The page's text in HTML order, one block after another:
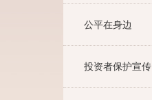
公平在身边
投资者保护宣传